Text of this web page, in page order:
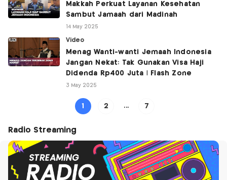
Makkah Perkuat Layanan Kesehatan
Sambut Jamaah dari Madinah
14 May 2025
Video
Menag Wanti-wanti Jemaah Indonesia
Jangan Nekat: Tak Gunakan Visa Haji
Didenda Rp400 Juta | Flash Zone
3 May 2025
1 2 ... 7
Radio Streaming